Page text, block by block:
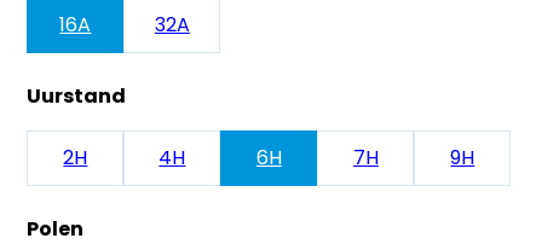
16A 32A
Uurstand
2H 4H 6H 7H 9H
Polen